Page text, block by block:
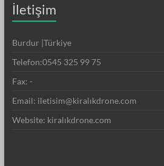
İletişim
Burdur |Türkiye
Telefon:0545 325 99 75
Fax: -
Email: iletisim@kiralıkdrone.com
Website: kiralıkdrone.com